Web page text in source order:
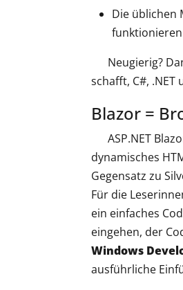
Die üblichen
Neugierig?
schafft, C#, .NET
Blazor =
ASP.NET
dynamisches
Gegensatz zu
Für die
ein einfaches
eingehen, der
Windows
ausführliche